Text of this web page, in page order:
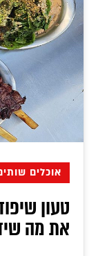
אוכלים
את מה